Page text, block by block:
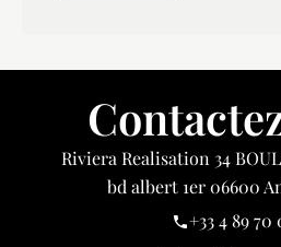
Riviera Realisation34
bd albert 1er06600
+33 4 89 70